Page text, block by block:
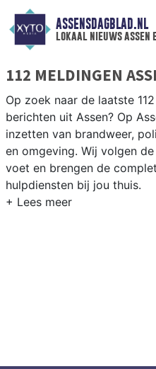
ASSENSDAGBLAD.NL
lokaal nieuws assen
112 MELDINGEN
Op zoek naar de laatste
berichten uit Assen? Op
inzetten van brandweer,
en omgeving. Wij volgen
voet en brengen de
hulpdiensten bij jou thuis.